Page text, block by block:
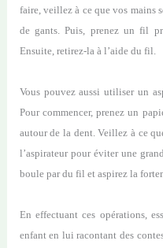
faire, veillez à ce que vos mains
de gants. Puis, prenez un fil
Ensuite, retirez-la à l’aide du fil.
Vous pouvez aussi utiliser un
Pour commencer, prenez un
autour de la dent. Veillez à ce
l’aspirateur pour éviter une
boule par du fil et aspirez la
En effectuant ces opérations,
enfant en lui racontant des